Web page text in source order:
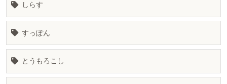
しらす
すっぽん
とうもろこし